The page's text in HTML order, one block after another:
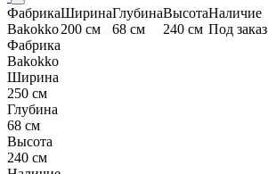
Фабрика
Bakokko
Ширина
200 см
Глубина
68 см
Высота
240 см
Наличие
Под заказ
Фабрика
Bakokko
Ширина
250 см
Глубина
68 см
Высота
240 см